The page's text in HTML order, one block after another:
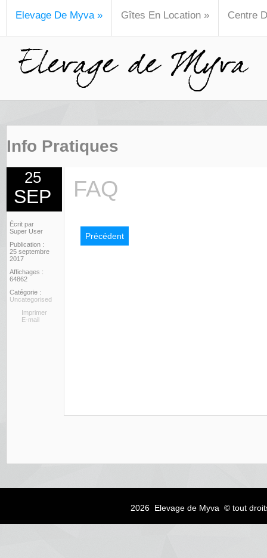
Elevage De Myva» Gîtes En Location » Centre
Info Pratiques
25
SEP
Écrit par
Super User
Publication :
25 septembre
2017
Affichages :
64862
Catégorie :
Uncategorised
Imprimer
E-mail
FAQ
Précédent
2026 Elevage de Myva © tout